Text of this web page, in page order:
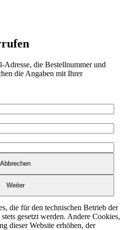
die Bestellnummer und
die Angaben mit Ihrer
Abbrechen
Weiter
die für den technischen Betrieb der
gesetzt werden. Andere Cookies,
dieser Website erhöhen, der